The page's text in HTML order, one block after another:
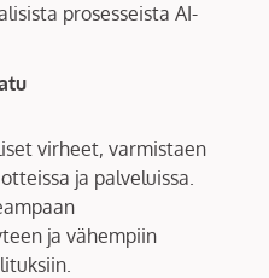
prosesseista AI-
virheet, varmistaen
ja palveluissa.
ja vähempiin